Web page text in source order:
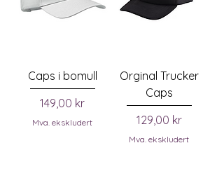
Caps i bomull
Pris
149,00 kr
Mva. ekskludert
Orginal Trucker
Caps
Pris
129,00 kr
Mva. ekskludert